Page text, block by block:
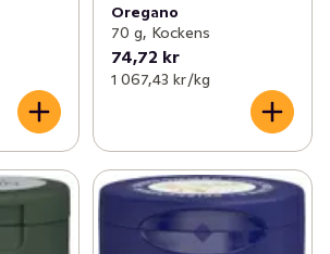
Oregano
70 g, Kockens
74,72 kr
1 067,43 kr /kg